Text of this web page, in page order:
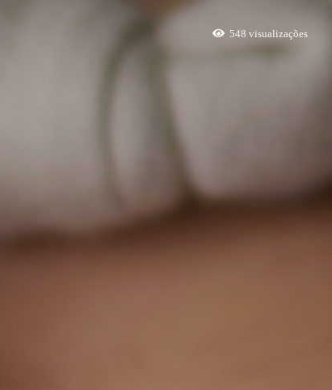
548 visualizações